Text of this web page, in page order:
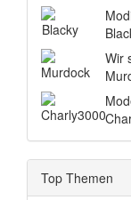
Wir
Top Themen